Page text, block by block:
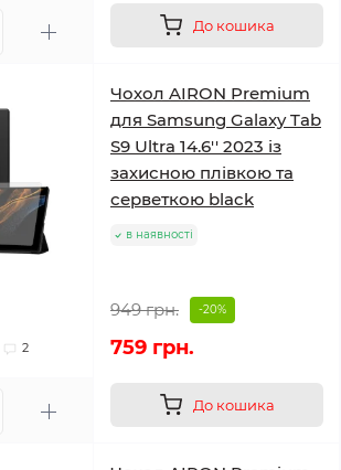
До кошика
2
Чохол AIRON Premium
для Samsung Galaxy Tab
S9 Ultra 14.6'' 2023 із
захисною плівкою та
серветкою black
в наявності
949 грн. -20%
759 грн.
До кошика